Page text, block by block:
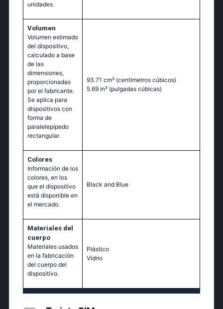
unidades.
Volumen
Volumen estimado
del dispositivo,
calculado a base
de las
dimensiones,
proporcionadas
por el fabricante.
Se aplica para
dispositivos con
forma de
paralelepípedo
rectangular.
93.71 cm³ (centímetros cúbicos)
5.69 in³ (pulgadas cúbicas)
Colores
Información de los
colores, en los
que el dispositivo
está disponible en
el mercado.
Black and Blue
Materiales del
cuerpo
Materiales usados
en la fabricación
del cuerpo del
dispositivo.
Plástico
Vidrio